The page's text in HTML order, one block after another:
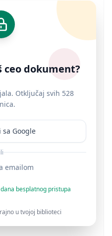
ceo dokument?
Otključaj svih 528
sa Google
emailom
besplatnog pristupa
u tvojoj biblioteci